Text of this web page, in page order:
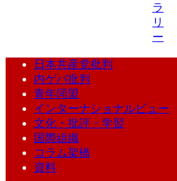
ラ
リ
ー
日本共産党批判
内ゲバ批判
青年同盟
インターナショナルビュー
文化・批評・学習
国際組織
コラム架橋
資料